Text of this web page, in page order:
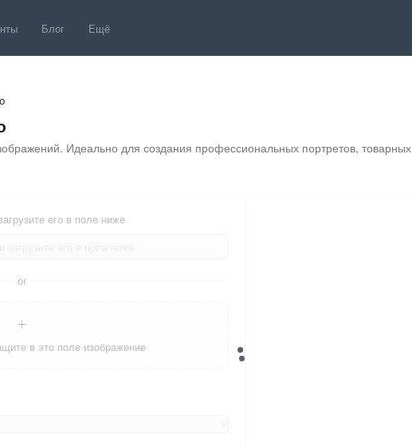
Блог Ещё
Идеально для создания профессиональных портретов, товарных
его в поле ниже
or
в это поле изображение